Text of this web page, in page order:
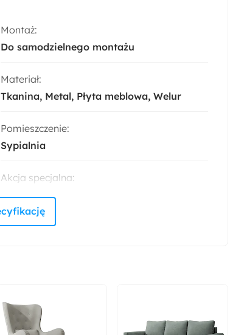
Montaż:
Do samodzielnego montażu
Materiał:
Tkanina Metal Płyta meblowa Welur
Pomieszczenie:
Sypialnia
Akcja specjalna:
Nowość
Materiał obicia:
Materiał podstawy: